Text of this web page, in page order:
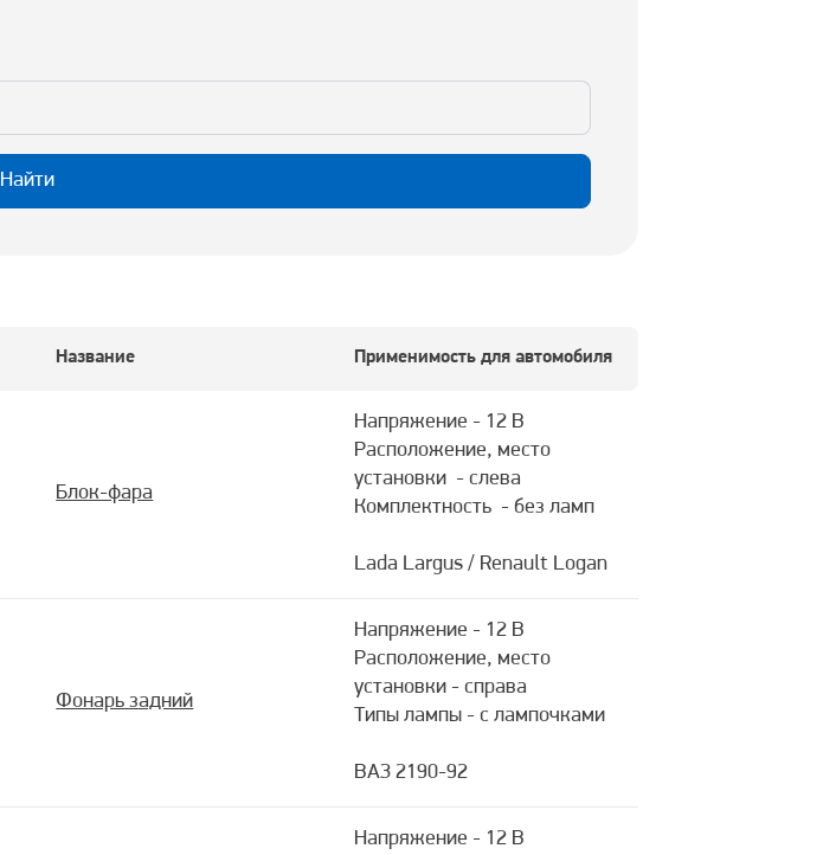
Найти
Название Применимость для автомобиля
Блок-фара
Напряжение - 12 В
Расположение, место
установки - слева
Комплектность - без ламп
Lada Largus / Renault Logan
Фонарь задний
Напряжение - 12 В
Расположение, место
установки - справа
Типы лампы - с лампочками
ВАЗ 2190-92
Напряжение - 12 В